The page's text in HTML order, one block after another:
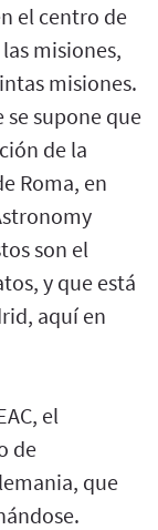
el centro de
misiones,
misiones.
se supone que
de la
Roma, en
son el
y que está
aquí en
el
de
que